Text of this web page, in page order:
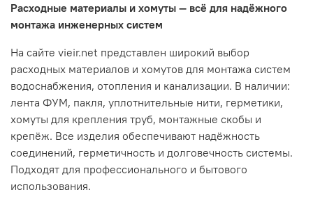
Расходные материалы и хомуты — всё для надёжного
монтажа инженерных систем
На сайте vieir.net представлен широкий выбор
расходных материалов и хомутов для монтажа систем
водоснабжения, отопления и канализации. В наличии:
лента ФУМ, пакля, уплотнительные нити, герметики,
хомуты для крепления труб, монтажные скобы и
крепёж. Все изделия обеспечивают надёжность
соединений, герметичность и долговечность системы.
Подходят для профессионального и бытового
использования.